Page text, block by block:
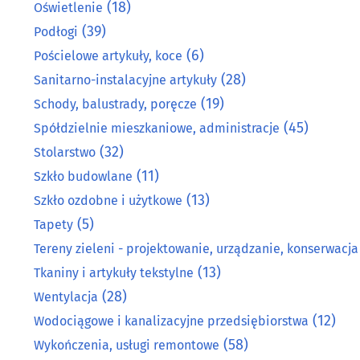
Oświetlenie (18)
Podłogi (39)
Pościelowe artykuły, koce (6)
Sanitarno-instalacyjne artykuły (28)
Schody, balustrady, poręcze (19)
Spółdzielnie mieszkaniowe, administracje (45)
Stolarstwo (32)
Szkło budowlane (11)
Szkło ozdobne i użytkowe (13)
Tapety (5)
Tereny zieleni - projektowanie, urządzanie, konserwacja
Tkaniny i artykuły tekstylne (13)
Wentylacja (28)
Wodociągowe i kanalizacyjne przedsiębiorstwa (12)
Wykończenia, usługi remontowe (58)